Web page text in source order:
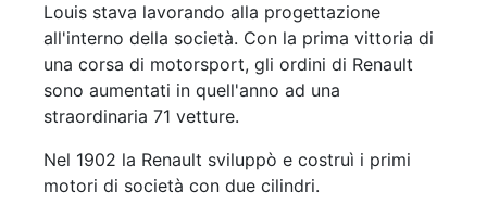
Louis stava lavorando alla progettazione
all'interno della società. Con la prima vittoria di
una corsa di motorsport, gli ordini di Renault
sono aumentati in quell'anno ad una
straordinaria 71 vetture.
Nel 1902 la Renault sviluppò e costruì i primi
motori di società con due cilindri.